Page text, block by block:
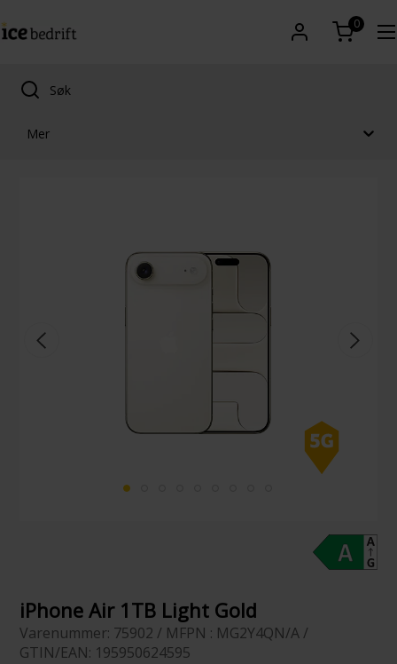
0
Mer
iPhone Air 1TB Light Gold
Varenummer: 75902 / MFPN : MG2Y4QN/A /
GTIN/EAN: 195950624595